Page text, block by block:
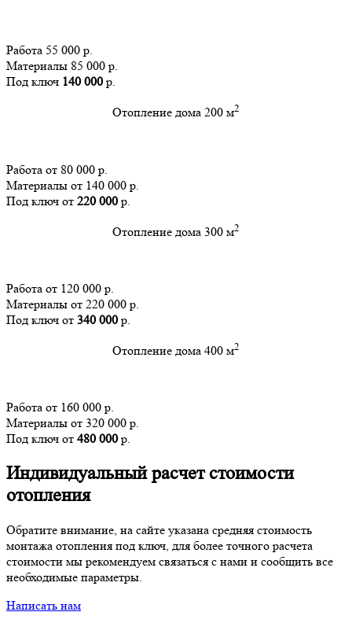
Работа 55 000 р.
Материалы 85 000 р.
Под ключ 140 000 р.
Отопление дома 200 м2
Работа от 80 000 р.
Материалы от 140 000 р.
Под ключ от 220 000 р.
Отопление дома 300 м2
Работа от 120 000 р.
Материалы от 220 000 р.
Под ключ от 340 000 р.
Отопление дома 400 м2
Работа от 160 000 р.
Материалы от 320 000 р.
Под ключ от 480 000 р.
Индивидуальный расчет стоимости
отопления
Обратите внимание, на сайте указана средняя стоимость
монтажа отопления под ключ, для более точного расчета
стоимости мы рекомендуем связаться с нами и сообщить все
необходимые параметры.
Написать нам